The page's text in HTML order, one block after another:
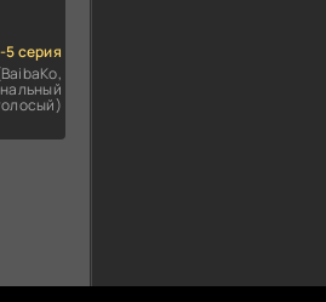
5 серия